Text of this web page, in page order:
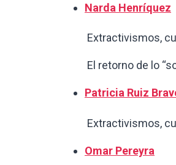
Narda Henríquez
Extractivismos,
El retorno de lo
Patricia Ruiz
Extractivismos,
Omar Pereyra